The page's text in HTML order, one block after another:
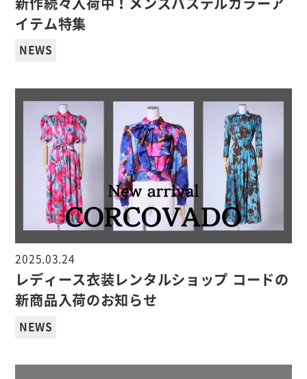
新作続々入荷中！メンズパステルカラーア
イテム特集
NEWS
2025.03.24
レディース衣装レンタルショップ コードの
新商品入荷のお知らせ
NEWS